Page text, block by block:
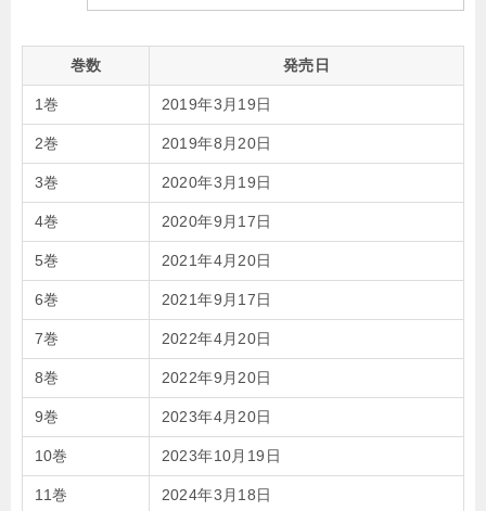
巻数 発売日
1巻 2019年3月19日
2巻 2019年8月20日
3巻 2020年3月19日
4巻 2020年9月17日
5巻 2021年4月20日
6巻 2021年9月17日
7巻 2022年4月20日
8巻 2022年9月20日
9巻 2023年4月20日
10巻 2023年10月19日
11巻 2024年3月18日